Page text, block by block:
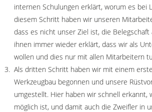
internen Schulungen erklärt, worum es bei
diesem Schritt haben wir unseren
dass es nicht unser Ziel ist, die Belegschaft
ihnen immer wieder erklärt, dass wir als
wollen und dies nur mit allen Mitarbeitern
Als dritten Schritt haben wir mit einem
Werkzeugbau begonnen und unsere
umgestellt. Hier haben wir schnell erkannt,
möglich ist, und damit auch die Zweifler in